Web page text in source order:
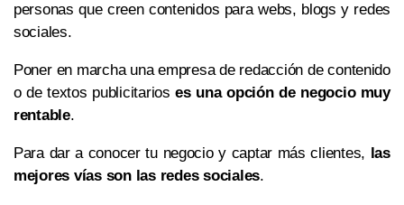
personas que creen contenidos para webs, blogs y redes
sociales.
Poner en marcha una empresa de redacción de contenido
o de textos publicitarioses una opción de negocio muy
rentable.
Para dar a conocer tu negocio y captar más clientes, las
mejores vías son las redes sociales.